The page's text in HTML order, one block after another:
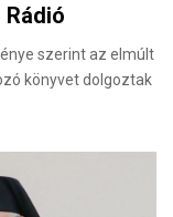
szerint az elmúlt
könyvet dolgoztak